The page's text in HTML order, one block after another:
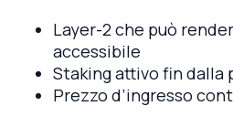
Layer-2 che può
accessibile
Staking attivo fin dalla
Prezzo d’ingresso